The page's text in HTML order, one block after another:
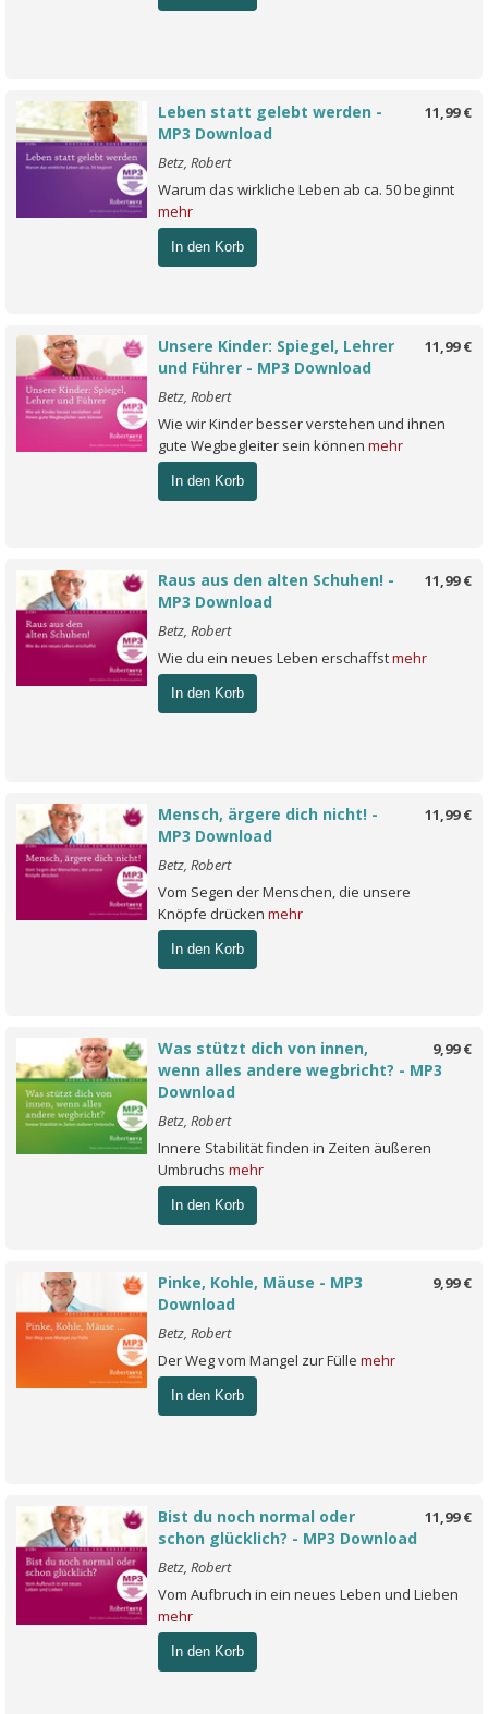
11,99 €
Leben statt gelebt werden -
MP3 Download
Betz, Robert
Warum das wirkliche Leben ab ca. 50 beginnt
mehr
In den Korb
11,99 €
Unsere Kinder: Spiegel, Lehrer
und Führer - MP3 Download
Betz, Robert
Wie wir Kinder besser verstehen und ihnen
gute Wegbegleiter sein können mehr
In den Korb
11,99 €
Raus aus den alten Schuhen! -
MP3 Download
Betz, Robert
Wie du ein neues Leben erschaffstmehr
In den Korb
11,99 €
Mensch, ärgere dich nicht! -
MP3 Download
Betz, Robert
Vom Segen der Menschen, die unsere
Knöpfe drücken mehr
In den Korb
9,99 €
Was stützt dich von innen,
wenn alles andere wegbricht? - MP3
Download
Betz, Robert
Innere Stabilität finden in Zeiten äußeren
Umbruchs mehr
In den Korb
9,99 €
Pinke, Kohle, Mäuse - MP3
Download
Betz, Robert
Der Weg vom Mangel zur Fülle mehr
In den Korb
11,99 €
Bist du noch normal oder
schon glücklich? - MP3 Download
Betz, Robert
Vom Aufbruch in ein neues Leben und Lieben
mehr
In den Korb